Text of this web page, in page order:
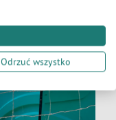
Odrzuć wszystko